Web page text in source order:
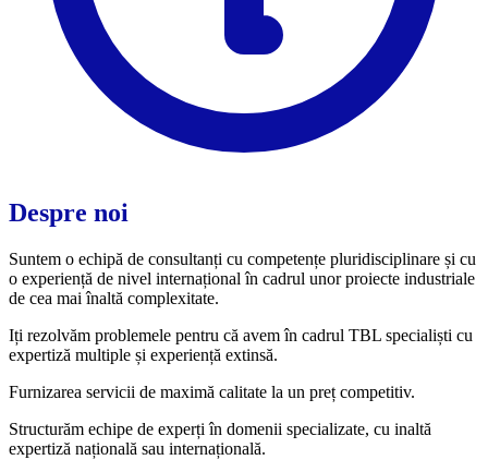
Despre noi
Suntem o echipă de consultanți cu competențe pluridisciplinare și cu
o experiență de nivel internațional în cadrul unor proiecte industriale
de cea mai înaltă complexitate.
Iți rezolvăm problemele pentru că avem în cadrul TBL specialiști cu
expertiză multiple și experiență extinsă.
Furnizarea servicii de maximă calitate la un preț competitiv.
Structurăm echipe de experți în domenii specializate, cu inaltă
expertiză națională sau internațională.